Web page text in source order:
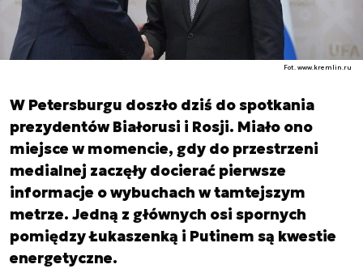
Fot. www.kremlin.ru
W Petersburgu doszło dziś do spotkania
prezydentów Białorusi i Rosji. Miało ono
miejsce w momencie, gdy do przestrzeni
medialnej zaczęły docierać pierwsze
informacje o wybuchach w tamtejszym
metrze. Jedną z głównych osi spornych
pomiędzy Łukaszenką i Putinem są kwestie
energetyczne.